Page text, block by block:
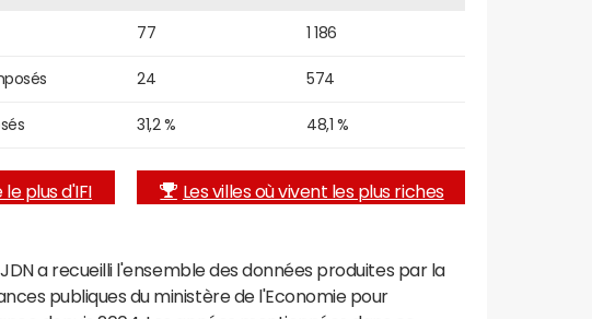
77 1 186
24 574
31,2 % 48,1 %
le plus d'IFI Les villes où vivent les plus riches
a recueilli l'ensemble des données produites par la
publiques du ministère de l'Economie pour